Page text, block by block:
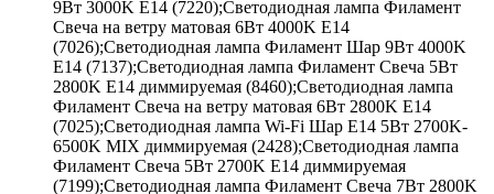
9Вт 3000K E14 (7220);Светодиодная лампа Филамент
Свеча на ветру матовая 6Вт 4000K E14
(7026);Светодиодная лампа Филамент Шар 9Вт 4000K
E14 (7137);Светодиодная лампа Филамент Свеча 5Вт
2800K E14 диммируемая (8460);Светодиодная лампа
Филамент Свеча на ветру матовая 6Вт 2800K E14
(7025);Светодиодная лампа Wi-Fi Шар E14 5Вт 2700K-
6500K MIX диммируемая (2428);Светодиодная лампа
Филамент Свеча 5Вт 2700K E14 диммируемая
(7199);Светодиодная лампа Филамент Свеча 7Вт 2800K